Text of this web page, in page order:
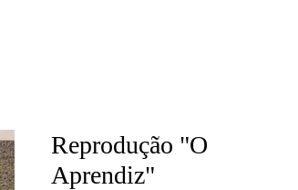
Reprodução "O
Aprendiz"